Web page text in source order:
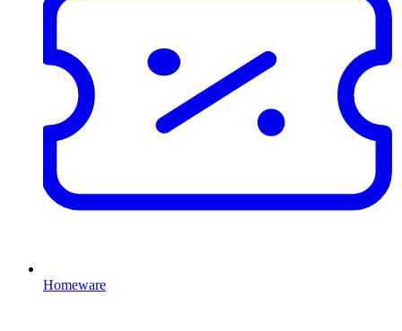
Homeware